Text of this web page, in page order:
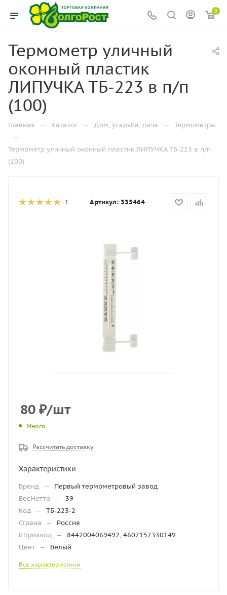
0
Термометр уличный
оконный пластик
ЛИПУЧКА ТБ-223 в п/п
(100)
Главная — Каталог — Дом, усадьба, дача — Термометры
—
Термометр уличный оконный пластик ЛИПУЧКА ТБ-223 в п/п
(100)
1 Артикул: 335464
80 ₽/шт
Много
Рассчитать доставку
Характеристики
Бренд —
Первый термометровый завод
ВесНетто —
39
Код —
ТБ-223-2
Страна
—
Россия
Штрихкод —
8442004069492, 4607157330149
Цвет — белый
Все характеристики